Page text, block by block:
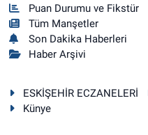
Puan Durumu ve Fikstür
Tüm Manşetler
Son Dakika Haberleri
Haber Arşivi
ESKİŞEHİR ECZANELERİ
Künye